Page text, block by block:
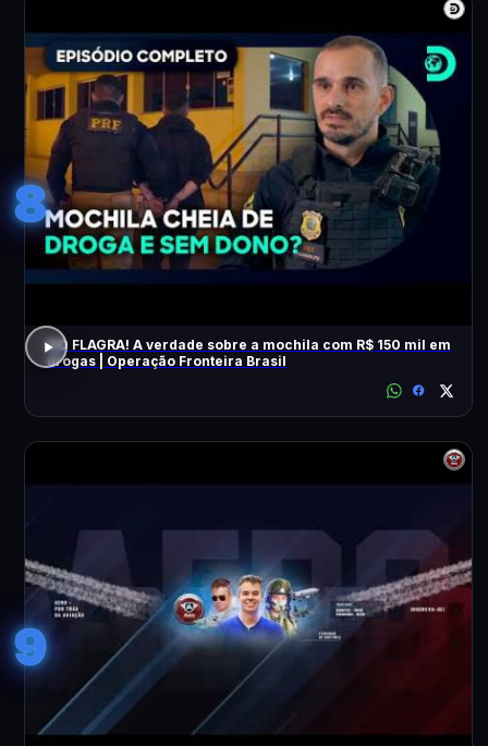
8
NO FLAGRA! A verdade sobre a mochila com R$ 150 mil em
drogas | Operação Fronteira Brasil
9